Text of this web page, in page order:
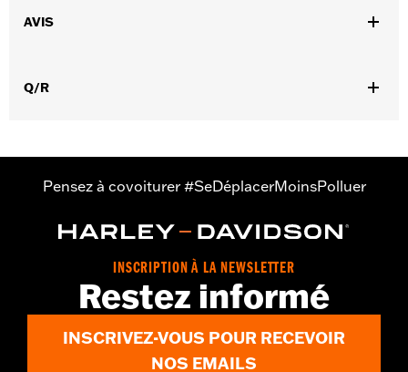
GARANTIE:
Dimension Description:
HAUTEUR DE TIGE : 6" / HAUTEUR DE
AVIS
Q/R
Pensez à covoiturer #SeDéplacerMoinsPolluer
INSCRIPTION À LA NEWSLETTER
Restez informé
INSCRIVEZ-VOUS POUR RECEVOIR
NOS EMAILS